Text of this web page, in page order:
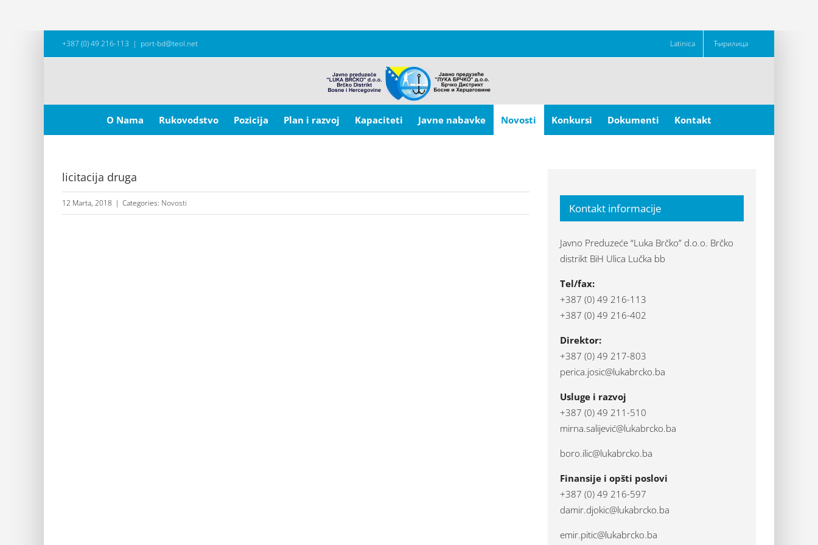
+387 (0) 49 216-113 | port-bd@teol.net Latinica Ћирилица
for:
O Nama
Rukovodstvo Pozicija Plan i razvoj Kapaciteti Javne nabavke Novosti Konkursi Dokumenti Kontakt
licitacija druga
12 Marta, 2018 | Categories: Novosti Kontakt informacije
Javno Preduzeće “Luka Brčko” d.o.o. Brčko
distrikt BiH Ulica Lučka bb
Tel/fax:
+387 (0) 49 216-113
+387 (0) 49 216-402
Direktor:
+387 (0) 49 217-803
perica.josic@lukabrcko.ba
Usluge i razvoj
+387 (0) 49 211-510
mirna.salijević@lukabrcko.ba
boro.ilic@lukabrcko.ba
Finansije i opšti poslovi
+387 (0) 49 216-597
damir.djokic@lukabrcko.ba
emir.pitic@lukabrcko.ba